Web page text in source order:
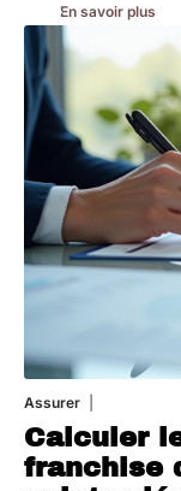
En savoir plus
Assurer
Calculer
franchise